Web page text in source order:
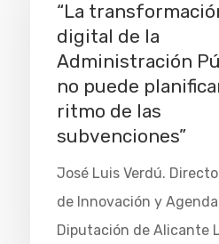
“La
digital de la
Administración
no puede
ritmo de las
subvenciones”
José Luis Verdú.
de Innovación y
Diputación de Alicante